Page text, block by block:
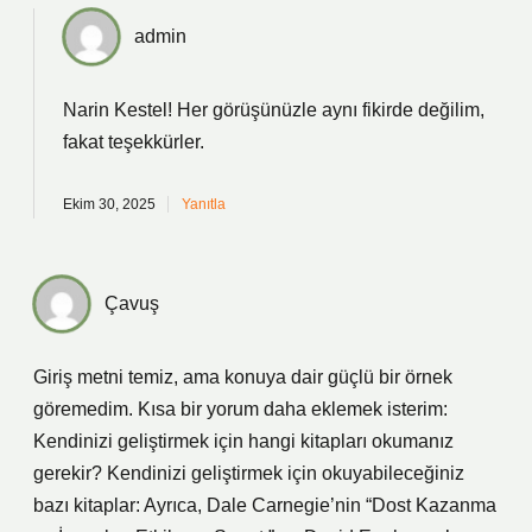
admin
Narin Kestel! Her görüşünüzle aynı fikirde değilim,
fakatteşekkürler.
Ekim 30, 2025 Yanıtla
Çavuş
Giriş metni temiz, ama konuya dair güçlü bir örnek
göremedim. Kısa bir yorum daha eklemek isterim:
Kendinizi geliştirmek için hangi kitapları okumanız
gerekir? Kendinizi geliştirmek için okuyabileceğiniz
bazı kitaplar: Ayrıca, Dale Carnegie’nin “Dost Kazanma